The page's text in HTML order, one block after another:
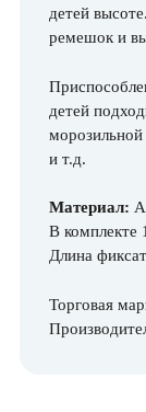
детей
ремешок и
детей
и т.д.
Материал:
В комплекте
Длина
Торговая